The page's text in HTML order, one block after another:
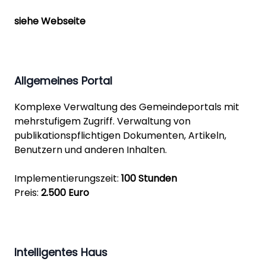
siehe Webseite
Allgemeines Portal
Komplexe Verwaltung des Gemeindeportals mit
mehrstufigem Zugriff. Verwaltung von
publikationspflichtigen Dokumenten, Artikeln,
Benutzern und anderen Inhalten.
Implementierungszeit: 100 Stunden
Preis: 2.500 Euro
Intelligentes Haus